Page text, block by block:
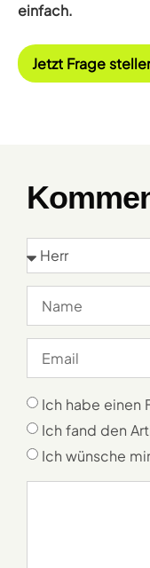
einfach.
Jetzt Frage
Ich habe einen
Ich fand den
Ich wünsche